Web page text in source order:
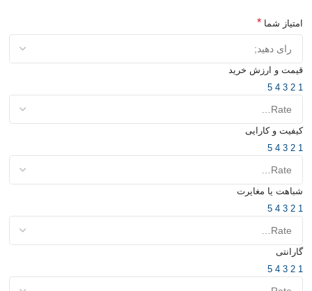
امتیاز شما *
قیمت و ارزش خرید
1
2
3
4
5
کیفیت و کارایی
1
2
3
4
5
شباهت یا مغایرت
1
2
3
4
5
گارانتی
1
2
3
4
5